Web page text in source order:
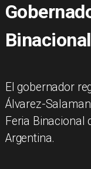
El gobernador
Álvarez-
Feria Binacional
Argentina.